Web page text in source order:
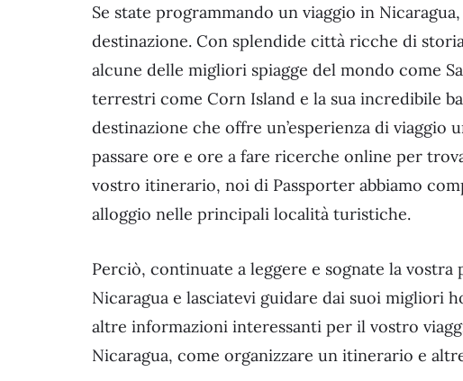
Se state programmando un viaggio in
destinazione. Con splendide città ricche di
alcune delle migliori spiagge del mondo come
terrestri come Corn Island e la sua incredibile
destinazione che offre un’esperienza di viaggio
passare ore e ore a fare ricerche online per
vostro itinerario, noi di Passporter abbiamo
alloggio nelle principali località turistiche.
Perciò, continuate a leggere e sognate la vostra
Nicaragua e lasciatevi guidare dai suoi migliori
altre informazioni interessanti per il vostro
Nicaragua, come organizzare un itinerario e